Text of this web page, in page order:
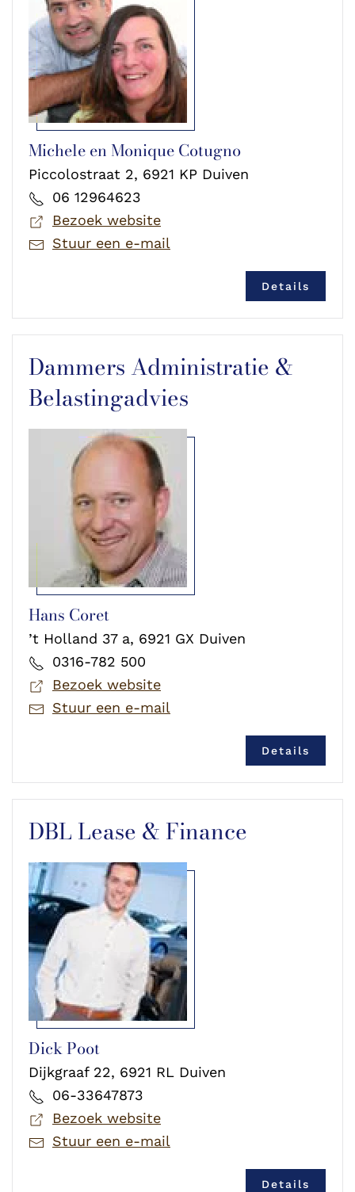
Michele en Monique Cotugno
Piccolostraat 2, 6921 KP Duiven
06 12964623
Bezoek website
Stuur een e-mail
Details
Dammers Administratie &
Belastingadvies
Hans Coret
’t Holland 37 a, 6921 GX Duiven
0316-782 500
Bezoek website
Stuur een e-mail
Details
DBL Lease & Finance
Dick Poot
Dijkgraaf 22, 6921 RL Duiven
06-33647873
Bezoek website
Stuur een e-mail
Details